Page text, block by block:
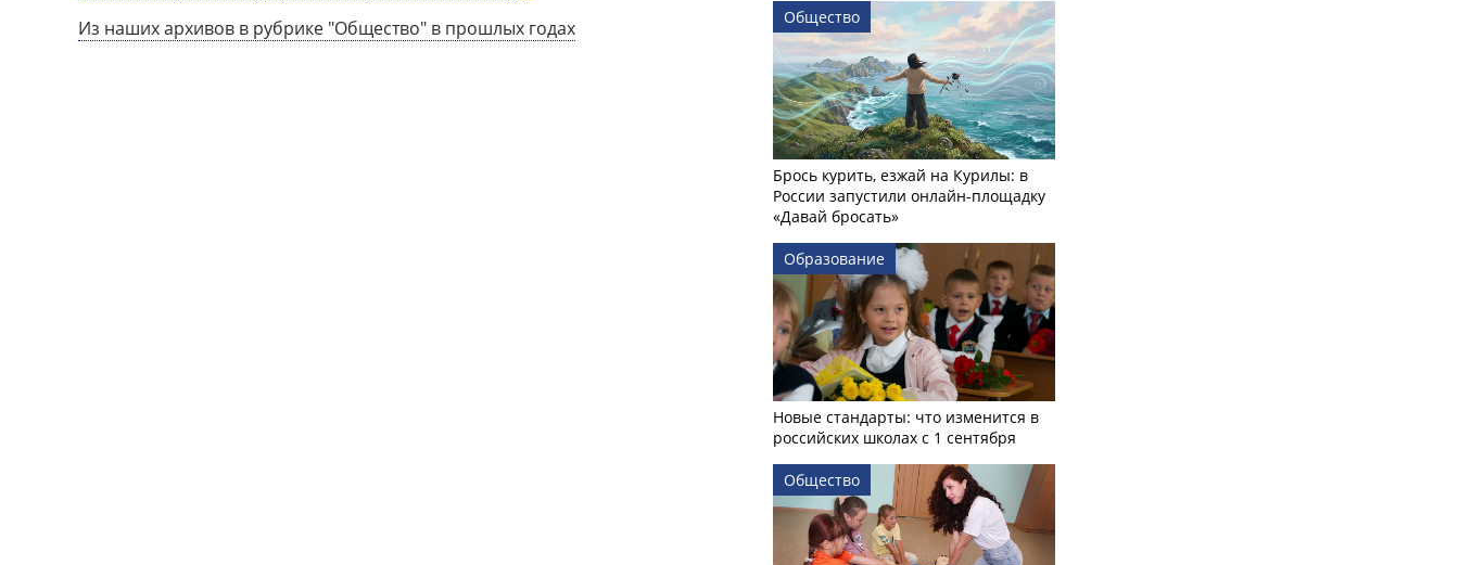
Из наших архивов в рубрике "Общество" в прошлых годах
Общество
Брось курить, езжай на Курилы: в
России запустили онлайн-­площадку
«Давай бросать»
Образование
Новые стандарты: что изменится в
российских школах с 1 сентября
Общество